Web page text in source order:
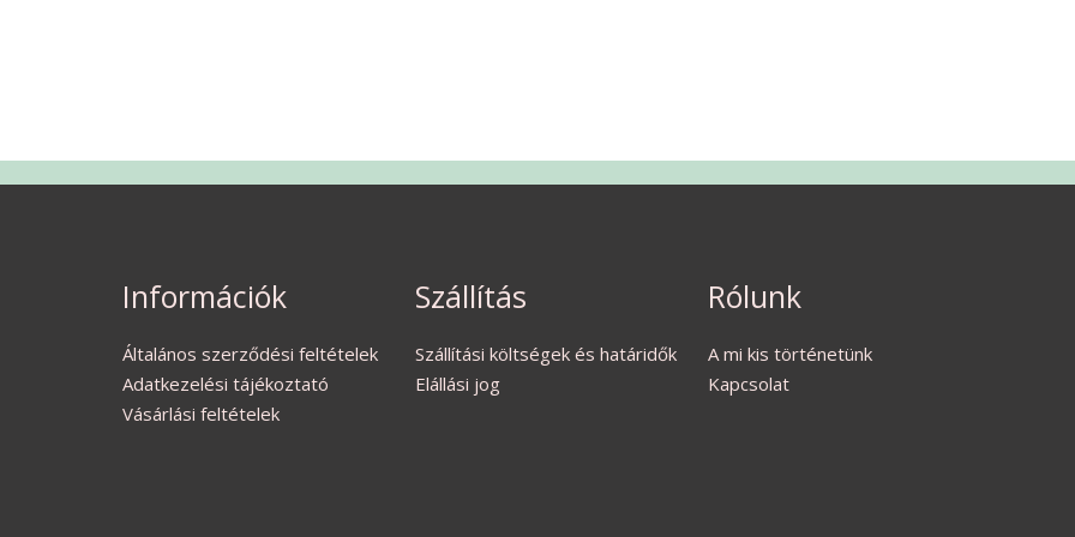
Információk
Általános szerződési feltételek
Adatkezelési tájékoztató
Vásárlási feltételek
Szállítás
Szállítási költségek és határidők
Elállási jog
Rólunk
A mi kis történetünk
Kapcsolat